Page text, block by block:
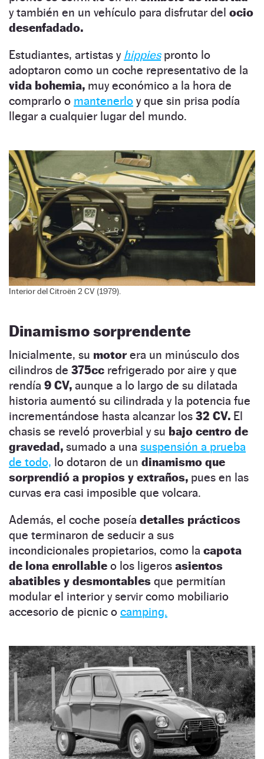
y también en un vehículo para disfrutar del ocio
desenfadado.
Estudiantes, artistas y hippies pronto lo
adoptaron como un coche representativo de la
vida bohemia, muy económico a la hora de
comprarlo o mantenerlo y que sin prisa podía
llegar a cualquier lugar del mundo.
Interior del Citroën 2 CV (1979).
Dinamismo sorprendente
Inicialmente, su motorera un minúsculo dos
cilindros de 375cc refrigerado por aire y que
rendía 9 CV, aunque a lo largo de su dilatada
historia aumentó su cilindrada y la potencia fue
incrementándose hasta alcanzar los 32 CV. El
chasis se reveló proverbial y su bajo centro de
gravedad, sumado a una suspensión a prueba
de todo, lo dotaron de un dinamismo que
sorprendió a propios y extraños, pues en las
curvas era casi imposible que volcara.
Además, el coche poseía detalles prácticos
que terminaron de seducir a sus
incondicionales propietarios, como la capota
de lona enrollable o los ligeros asientos
abatibles y desmontables que permitían
modular el interior y servir como mobiliario
accesorio de picnic o camping.